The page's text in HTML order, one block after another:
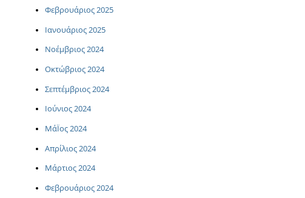
Φεβρουάριος 2025
Ιανουάριος 2025
Νοέμβριος 2024
Οκτώβριος 2024
Σεπτέμβριος 2024
Ιούνιος 2024
ΜάΪος 2024
Απρίλιος 2024
Μάρτιος 2024
Φεβρουάριος 2024